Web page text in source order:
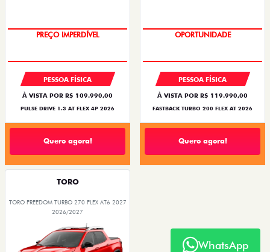
PREÇO IMPERDÍVEL
PESSOA FÍSICA
À VISTA POR R$ 109.990,00
PULSE DRIVE 1.3 AT FLEX 4P 2026
Quero agora!
OPORTUNIDADE
PESSOA FÍSICA
À VISTA POR R$ 119.990,00
FASTBACK TURBO 200 FLEX AT 2026
Quero agora!
TORO
TORO FREEDOM TURBO 270 FLEX AT6 2027
2026/2027
WhatsApp